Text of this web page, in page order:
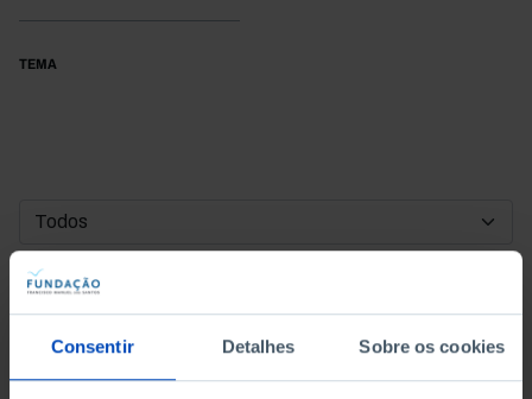
Consentir Detalhes Sobre os cookies
TEMA
DATA DE INÍCIO
DATA DE FIM